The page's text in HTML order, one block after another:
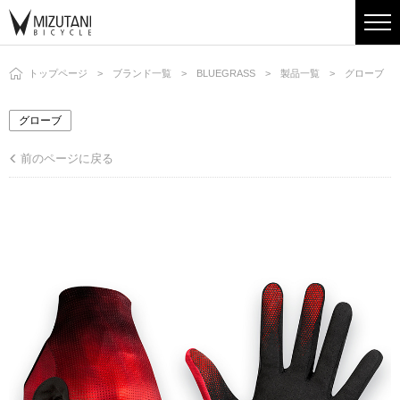
トップページ ブランド一覧 BLUEGRASS 製品一覧 グローブ
グローブ
前のページに戻る